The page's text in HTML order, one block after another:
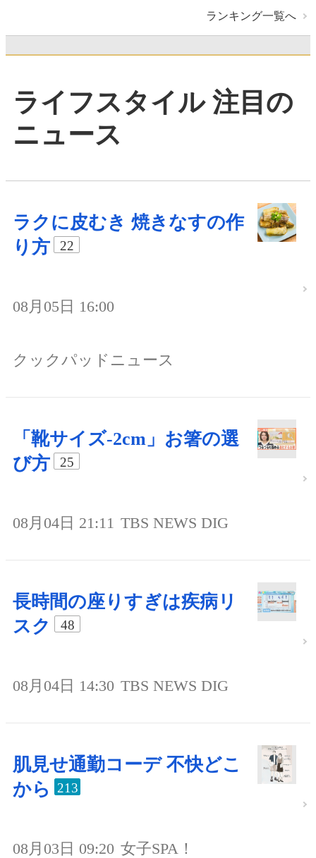
ランキング一覧へ
ライフスタイル 注目の
ニュース
ラクに皮むき 焼きなすの作
り方
22
08月05日 16:00
クックパッドニュース
「靴サイズ-2cm」お箸の選
び方
25
08月04日 21:11 TBS NEWS DIG
長時間の座りすぎは疾病リ
スク
48
08月04日 14:30 TBS NEWS DIG
肌見せ通勤コーデ 不快どこ
から
213
08月03日 09:20 女子SPA！